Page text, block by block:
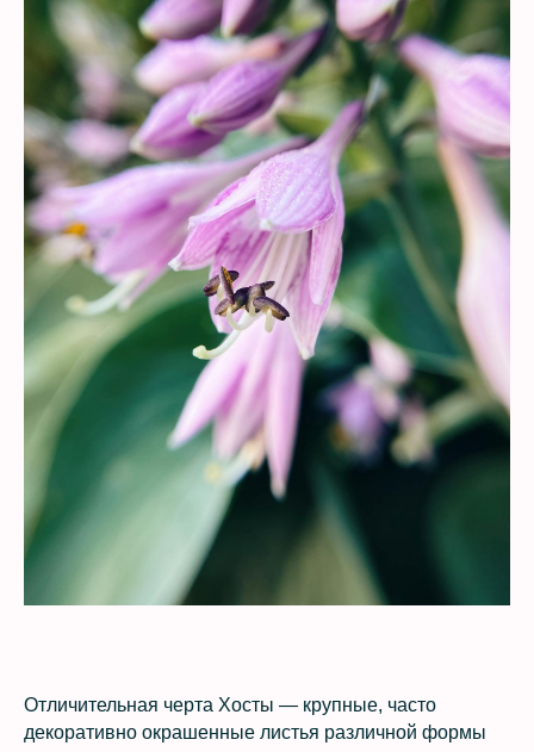
Отличительная черта Хосты — крупные, часто
декоративно окрашенные листья различной формы